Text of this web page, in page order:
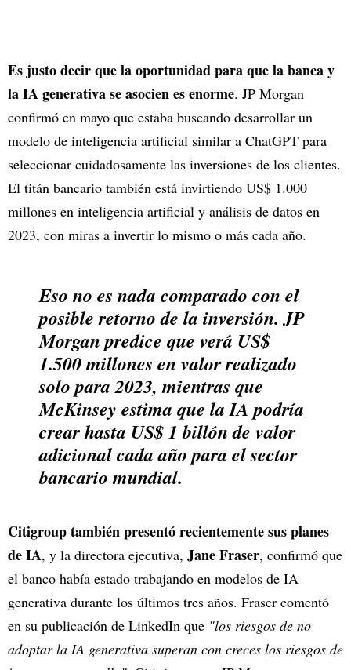
Es justo decir que la oportunidad para que la banca y
la IA generativa se asocien es enorme. JP Morgan
confirmó en mayo que estaba buscando desarrollar un
modelo de inteligencia artificial similar a ChatGPT para
seleccionar cuidadosamente las inversiones de los clientes.
El titán bancario también está invirtiendo US$ 1.000
millones en inteligencia artificial y análisis de datos en
2023, con miras a invertir lo mismo o más cada año.
Eso no es nada comparado con el
posible retorno de la inversión. JP
Morgan predice que verá US$
1.500 millones en valor realizado
solo para 2023, mientras que
McKinsey estima que la IA podría
crear hasta US$ 1 billón de valor
adicional cada año para el sector
bancario mundial.
Citigroup también presentó recientemente sus planes
de IA, y la directora ejecutiva, Jane Fraser, confirmó que
el banco había estado trabajando en modelos de IA
generativa durante los últimos tres años. Fraser comentó
en su publicación de LinkedIn que "los riesgos de no
adoptar la IA generativa superan con creces los riesgos de